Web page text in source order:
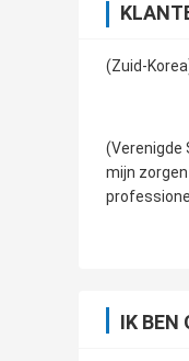
(Zuid-
(Verenigde
mijn
IK BEN